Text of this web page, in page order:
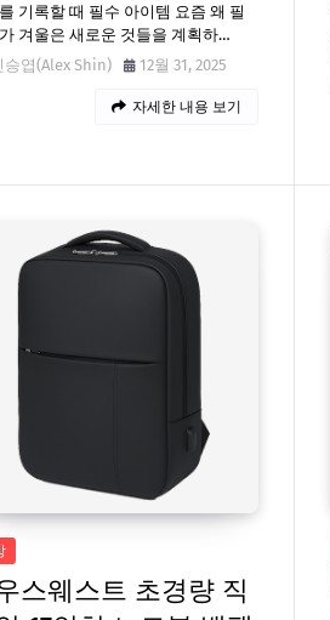
기록할 때 필수 아이템 요즘 왜 필
겨울은 새로운 것들을 계획하…
승엽(Alex Shin)
12월 31, 2025
자세한 내용 보기
스웨스트 초경량 직